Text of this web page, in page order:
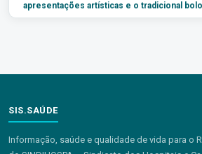
apresentações artísticas e o tradicional
SIS.SAÚDE
Informação, saúde e qualidade de vida para o